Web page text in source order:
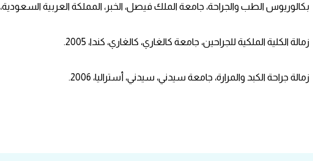
بكالوريوس الطب والجراحة، جامعة الملك فيصل، الخبر، المملكة العربية السعودية، 2000.
زمالة الكلية الملكية للجراحين، جامعة كالغاري، كالغاري، كندا، 2005.
زمالة جراحة الكبد والمرارة، جامعة سيدني، سيدني، أستراليا، 2006.